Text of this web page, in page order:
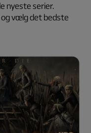
nyeste serier.
vælg det bedste